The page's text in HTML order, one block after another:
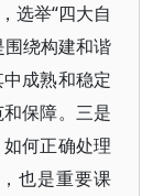
选举“四大自
围绕构建和谐
成熟和稳定
保障。三是
何正确处理
也是重要课